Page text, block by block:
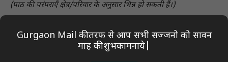
(पाठ की परंपराएँ क्षेत्र/परिवार के अनुसार भिन्न हो सकती हैं।)
क्या करें और क्या न करें
Gurgaon Mail की तरफ से आप सभी सज्जनो को सावन
माह की शुभकामनाये|